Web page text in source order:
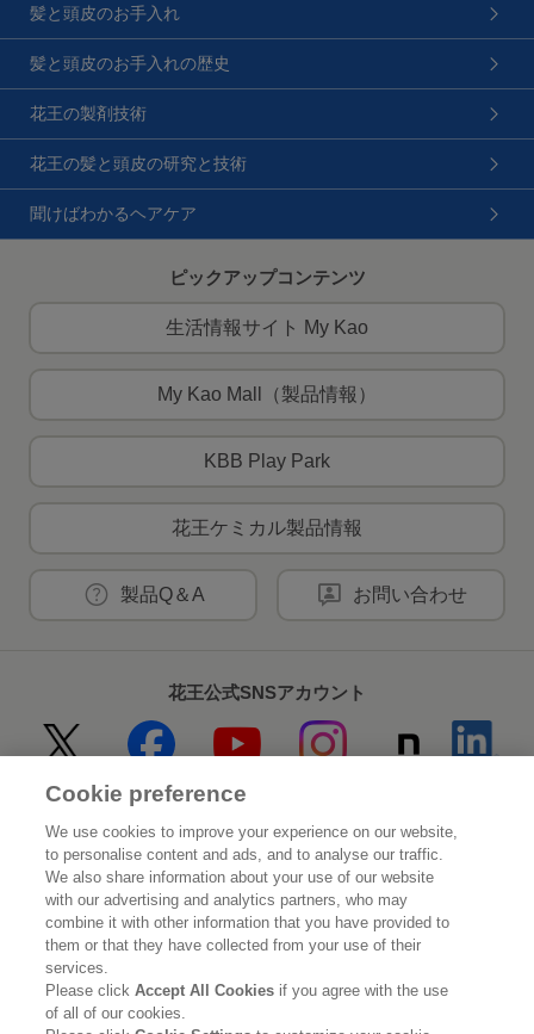
髪と頭皮のお手入れ
髪と頭皮のお手入れの歴史
花王の製剤技術
花王の髪と頭皮の研究と技術
聞けばわかるヘアケア
ピックアップコンテンツ
生活情報サイト My Kao
My Kao Mall（製品情報）
KBB Play Park
花王ケミカル製品情報
製品Q＆A お問い合わせ
花王公式SNSアカウント
Home 花王について
サステナビリティ イノベーション
ブランド 投資家情報
ニュースルーム 採用情報
Cookie preference
We use cookies to improve your experience on our website,
to personalise content and ads, and to analyse our traffic.
We also share information about your use of our website
with our advertising and analytics partners, who may
combine it with other information that you have provided to
them or that they have collected from your use of their
services.
Please clickAccept All Cookies if you agree with the use
of all of our cookies.